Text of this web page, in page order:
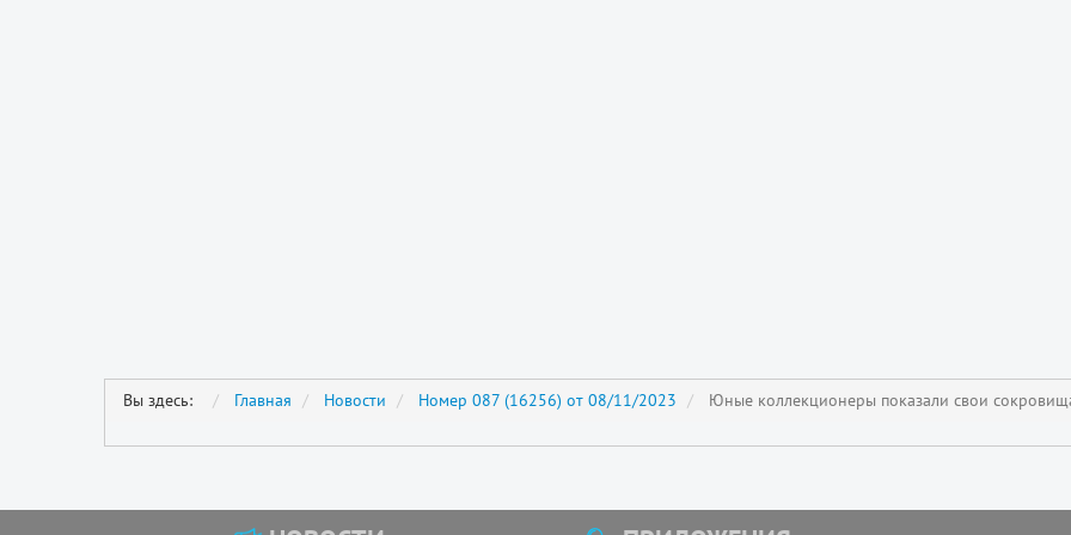
Вы здесь: Главная Новости Номер 087 (16256) от 08/11/2023 Юные коллекционеры показали свои